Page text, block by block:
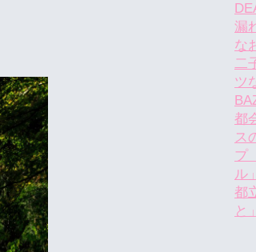
漏
な
二
ツ
都
ス
プ
ル
都
と